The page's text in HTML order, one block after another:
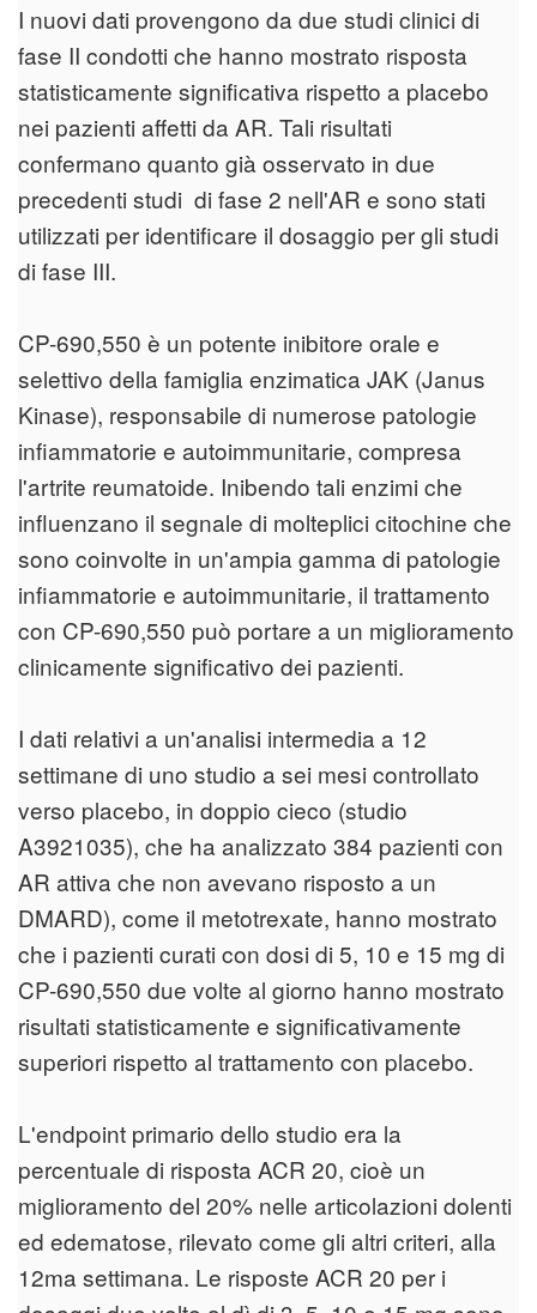
I nuovi dati provengono da due studi clinici di
fase II condotti che hanno mostrato risposta
statisticamente significativa rispetto a placebo
nei pazienti affetti da AR. Tali risultati
confermano quanto già osservato in due
precedenti studi di fase 2 nell'AR e sono stati
utilizzati per identificare il dosaggio per gli studi
di fase III.
CP-690,550 è un potente inibitore orale e
selettivo della famiglia enzimatica JAK (Janus
Kinase), responsabile di numerose patologie
infiammatorie e autoimmunitarie, compresa
l'artrite reumatoide. Inibendo tali enzimi che
influenzano il segnale di molteplici citochine che
sono coinvolte in un'ampia gamma di patologie
infiammatorie e autoimmunitarie, il trattamento
con CP-690,550 può portare a un miglioramento
clinicamente significativo dei pazienti.
I dati relativi a un'analisi intermedia a 12
settimane di uno studio a sei mesi controllato
verso placebo, in doppio cieco (studio
A3921035), che ha analizzato 384 pazienti con
AR attiva che non avevano risposto a un
DMARD), come il metotrexate, hanno mostrato
che i pazienti curati con dosi di 5, 10 e 15 mg di
CP-690,550 due volte al giorno hanno mostrato
risultati statisticamente e significativamente
superiori rispetto al trattamento con placebo.
L'endpoint primario dello studio era la
percentuale di risposta ACR 20, cioè un
miglioramento del 20% nelle articolazioni dolenti
ed edematose, rilevato come gli altri criteri, alla
12ma settimana. Le risposte ACR 20 per i